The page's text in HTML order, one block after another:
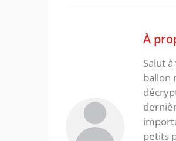
À
Salut
ballon
petits